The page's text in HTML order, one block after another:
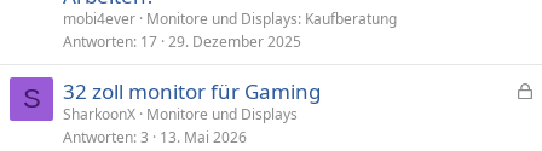
mobi4ever Monitore und Displays: Kaufberatung
Antworten 17 29. Dezember 2025
S 32 zoll monitor für Gaming
SharkoonX Monitore und Displays
Antworten 3 13. Mai 2026